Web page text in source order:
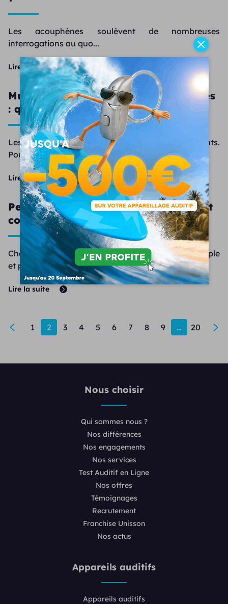
Les acouphènes soulèvent de nombreuses
interrogations au quo...
Lire la suite
Musique pour soulager les acouphènes
: quelles options ?
Les acouphènes peuvent devenir envahissants.
Pourtant, certa...
Lire la suite
Peut-on changer d’audioprothésiste et
comment faire ?
Changer d’audioprothésiste est une démarche simple
et parfai...
Lire la suite
1 2 3 4 5 6 7 8 9 … 20
Nous choisir
Qui sommes nous ?
Nos différences
Nos engagements
Nos services
Test Auditif en Ligne
Nos offres
Témoignages
Recrutement
Franchise Unisson
Nos actus
Appareils auditifs
Appareils auditifs